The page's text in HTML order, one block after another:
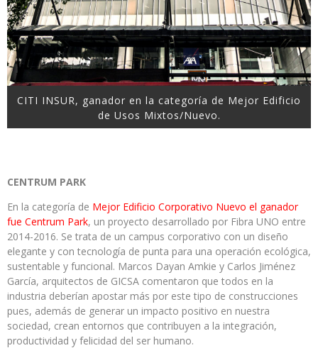
CITI INSUR, ganador en la categoría de Mejor Edificio
de Usos Mixtos/Nuevo.
CENTRUM PARK
En la categoría de Mejor Edificio Corporativo Nuevo el ganador
fue Centrum Park, un proyecto desarrollado por Fibra UNO entre
2014-2016. Se trata de un campus corporativo con un diseño
elegante y con tecnología de punta para una operación ecológica,
sustentable y funcional. Marcos Dayan Amkie y Carlos Jiménez
García, arquitectos de GICSA comentaron que todos en la
industria deberían apostar más por este tipo de construcciones
pues, además de generar un impacto positivo en nuestra
sociedad, crean entornos que contribuyen a la integración,
productividad y felicidad del ser humano.